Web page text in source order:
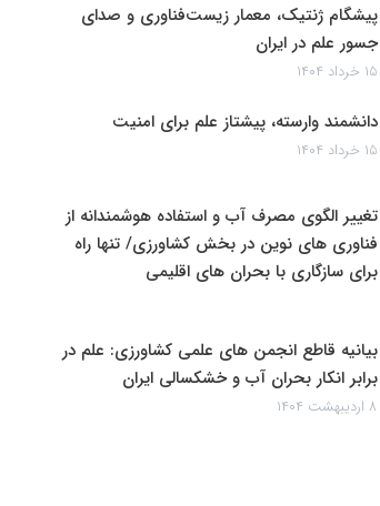
پیشگام ژنتیک، معمار زیست‌فناوری و صدای
جسور علم در ایران
۱۵ خرداد ۱۴۰۴
دانشمند وارسته، پیشتاز علم برای امنیت
۱۵ خرداد ۱۴۰۴
تغییر الگوی مصرف آب و استفاده هوشمندانه از
فناوری های نوین در بخش کشاورزی/ تنها راه
برای سازگاری با بحران های اقلیمی
بیانیه قاطع انجمن های علمی کشاورزی: علم در
برابر انکار بحران آب و خشکسالی ایران
۸ اردیبهشت ۱۴۰۴